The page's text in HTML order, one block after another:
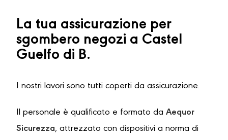
La tua assicurazione per
sgombero negozi a Castel
Guelfo di B.
I nostri lavori sono tutti coperti da assicurazione.
Il personale è qualificato e formato da Aequor
Sicurezza, attrezzato con dispositivi a norma di